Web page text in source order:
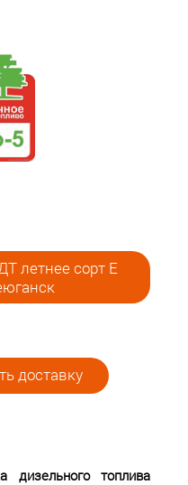
летнее сорт Е
доставку
дизельного топлива